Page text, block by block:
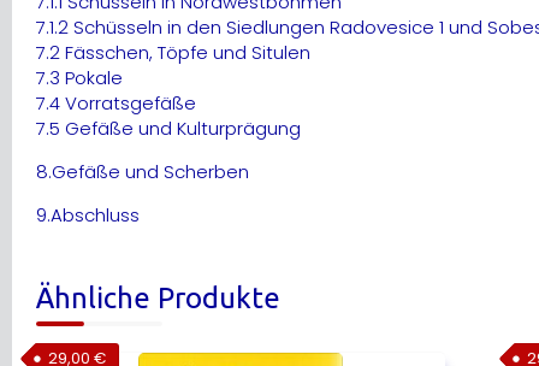
7.1.2 Schüsseln in den Siedlungen Radovesice 1 und
7.2 Fässchen, Töpfe und Situlen
7.3 Pokale
7.4 Vorratsgefäße
7.5 Gefäße und Kulturprägung
8.Gefäße und Scherben
9.Abschluss
Ähnliche Produkte
29,00 €